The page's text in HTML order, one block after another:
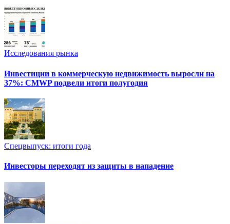
Исследования рынка
Инвестиции в коммерческую недвижимость выросли на
37%: CMWP подвели итоги полугодия
Спецвыпуск: итоги года
Инвесторы переходят из защиты в нападение